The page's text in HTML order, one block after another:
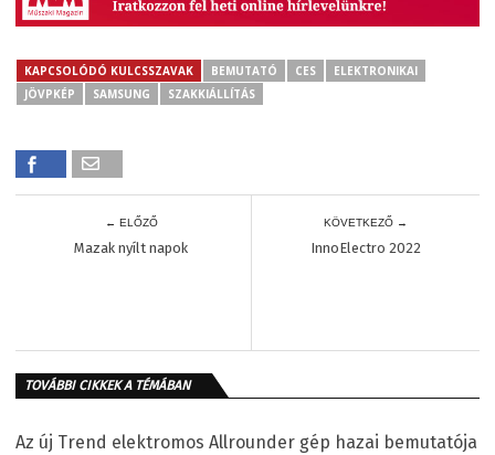
KAPCSOLÓDÓ KULCSSZAVAK BEMUTATÓ CES
ELEKTRONIKAI
JÖVPKÉP
SAMSUNG SZAKKIÁLLÍTÁS
← ELŐZŐ
Mazak nyílt napok
KÖVETKEZŐ →
InnoElectro 2022
TOVÁBBI CIKKEK A TÉMÁBAN
Az új Trend elektromos Allrounder gép hazai bemutatója